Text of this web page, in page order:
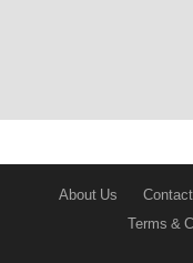
About Us
Terms &